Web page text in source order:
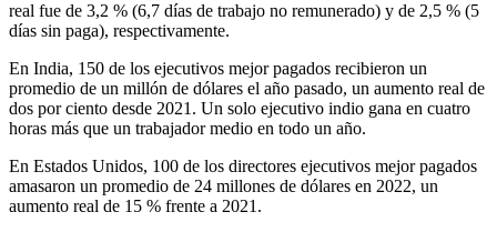
real fue de 3,2 % (6,7 días de trabajo no remunerado) y de 2,5 % (5
días sin paga), respectivamente.
En India, 150 de los ejecutivos mejor pagados recibieron un
promedio de un millón de dólares el año pasado, un aumento real de
dos por ciento desde 2021. Un solo ejecutivo indio gana en cuatro
horas más que un trabajador medio en todo un año.
En Estados Unidos, 100 de los directores ejecutivos mejor pagados
amasaron un promedio de 24 millones de dólares en 2022, un
aumento real de 15 % frente a 2021.